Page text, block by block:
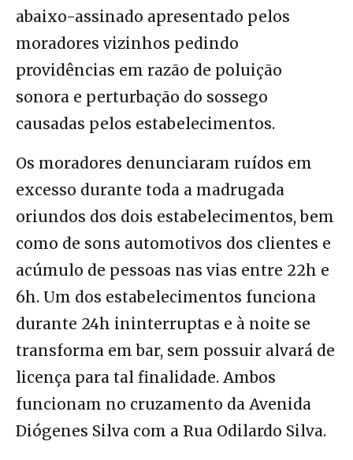
abaixo-assinado apresentado pelos
moradores vizinhos pedindo
providências em razão de poluição
sonora e perturbação do sossego
causadas pelos estabelecimentos.
Os moradores denunciaram ruídos em
excesso durante toda a madrugada
oriundos dos dois estabelecimentos, bem
como de sons automotivos dos clientes e
acúmulo de pessoas nas vias entre 22h e
6h. Um dos estabelecimentos funciona
durante 24h ininterruptas e à noite se
transforma em bar, sem possuir alvará de
licença para tal finalidade. Ambos
funcionam no cruzamento da Avenida
Diógenes Silva com a Rua Odilardo Silva.